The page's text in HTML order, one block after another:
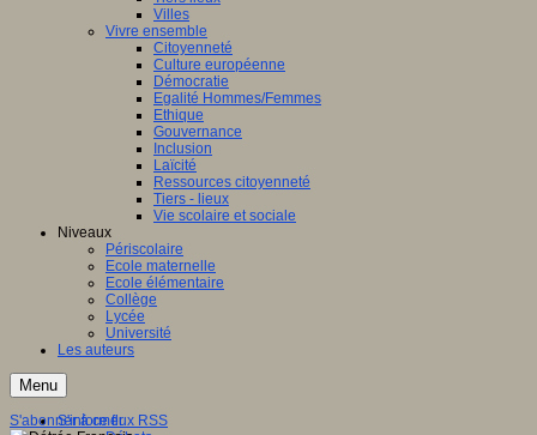
Villes
Vivre ensemble
Citoyenneté
Culture européenne
Démocratie
Egalité Hommes/Femmes
Ethique
Gouvernance
Inclusion
Laïcité
Ressources citoyenneté
Tiers - lieux
Vie scolaire et sociale
Niveaux
Périscolaire
Ecole maternelle
Ecole élémentaire
Collège
Lycée
Université
Les auteurs
Menu
S'informer
S'abonner à ce flux RSS